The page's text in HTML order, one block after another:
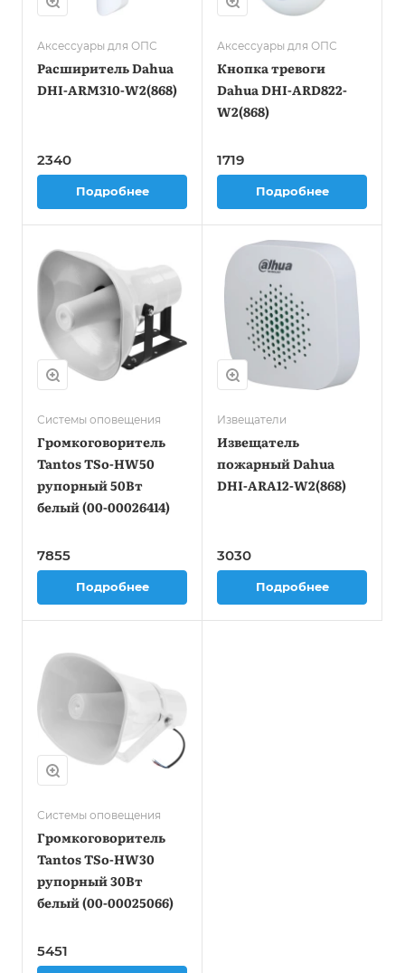
Аксессуары для ОПС
Расширитель Dahua
DHI-ARM310-W2(868)
2340
Подробнее
Аксессуары для ОПС
Кнопка тревоги
Dahua DHI-ARD822-
W2(868)
1719
Подробнее
Системы оповещения
Громкоговоритель
Tantos TSo-HW50
рупорный 50Вт
белый (00-00026414)
7855
Подробнее
Извещатели
Извещатель
пожарный Dahua
DHI-ARA12-W2(868)
3030
Подробнее
Системы оповещения
Громкоговоритель
Tantos TSo-HW30
рупорный 30Вт
белый (00-00025066)
5451